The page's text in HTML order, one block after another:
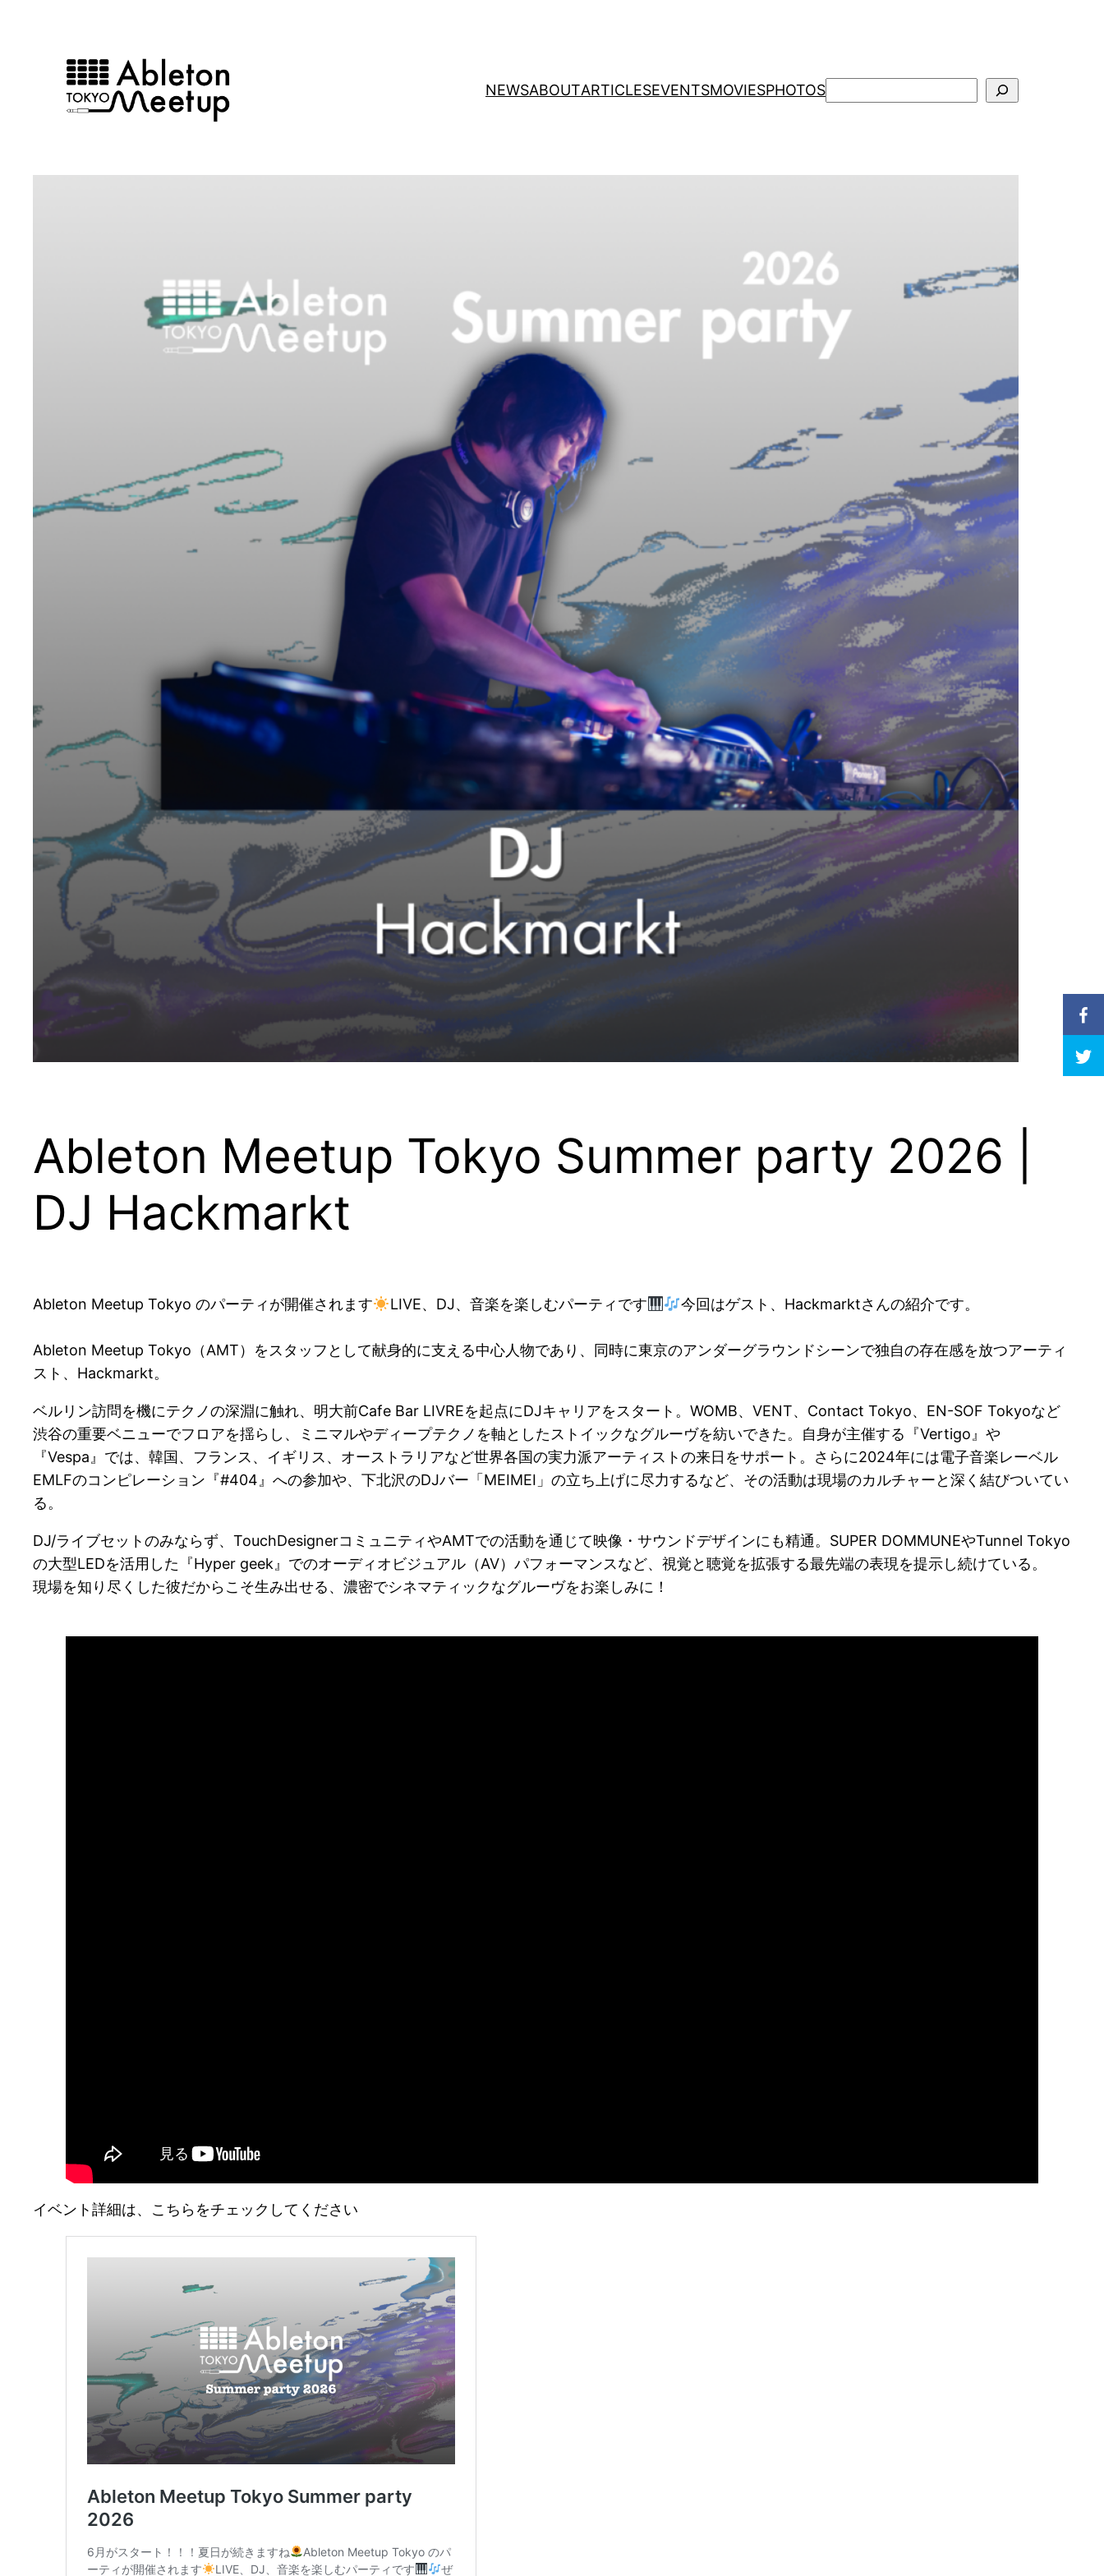
NEWSABOUTARTICLESEVENTSMOVIESPHOTOS検
Ableton Meetup Tokyo Summer party 2026 |
DJ Hackmarkt
Ableton Meetup Tokyo のパーティが開催されます LIVE、DJ、音楽を楽しむパーティです 今回はゲスト、Hackmarktさんの紹介です。
Ableton Meetup Tokyo（AMT）をスタッフとして献身的に支える中心人物であり、同時に東京のアンダーグラウンドシーンで独自の存在感を放つアーティ
スト、Hackmarkt。
ベルリン訪問を機にテクノの深淵に触れ、明大前Cafe Bar LIVREを起点にDJキャリアをスタート。WOMB、VENT、Contact Tokyo、EN-SOF Tokyoなど
渋谷の重要ベニューでフロアを揺らし、ミニマルやディープテクノを軸としたストイックなグルーヴを紡いできた。自身が主催する『Vertigo』や
『Vespa』では、韓国、フランス、イギリス、オーストラリアなど世界各国の実力派アーティストの来日をサポート。さらに2024年には電子音楽レーベル
EMLFのコンピレーション『#404』への参加や、下北沢のDJバー「MEIMEI」の立ち上げに尽力するなど、その活動は現場のカルチャーと深く結びついてい
る。
DJ/ライブセットのみならず、TouchDesignerコミュニティやAMTでの活動を通じて映像・サウンドデザインにも精通。SUPER DOMMUNEやTunnel Tokyo
の大型LEDを活用した『Hyper geek』でのオーディオビジュアル（AV）パフォーマンスなど、視覚と聴覚を拡張する最先端の表現を提示し続けている。
現場を知り尽くした彼だからこそ生み出せる、濃密でシネマティックなグルーヴをお楽しみに！
イベント詳細は、こちらをチェックしてください